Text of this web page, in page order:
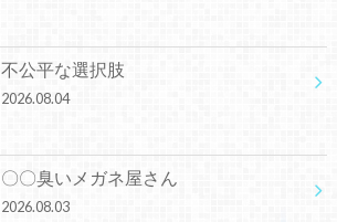
不公平な選択肢
2026.08.04
〇〇臭いメガネ屋さん
2026.08.03